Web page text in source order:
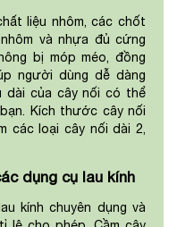
liệu nhôm, các chốt
và nhựa đủ cứng
bị móp méo, đồng
người dùng dễ dàng
dài của cây nối có thể
Kích thước cây nối
các loại cây nối dài 2,
dụng cụ lau kính
kính chuyên dụng và